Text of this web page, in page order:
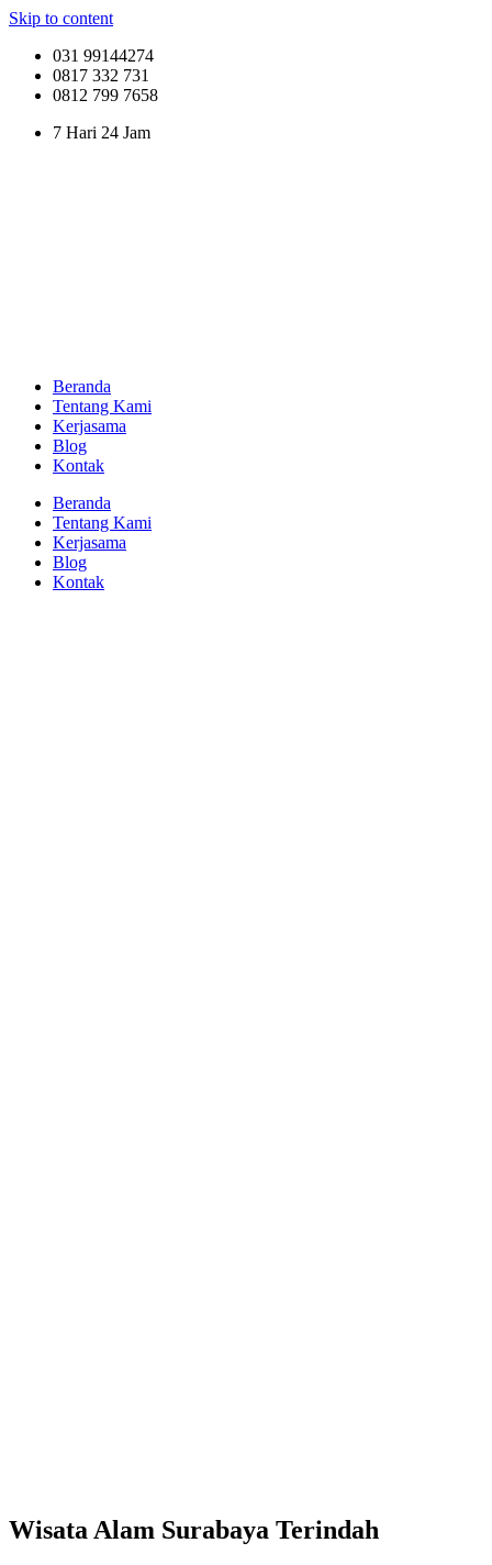
Skip to content
031 99144274
0817 332 731
0812 799 7658
7 Hari 24 Jam
Beranda
Tentang Kami
Kerjasama
Blog
Kontak
Beranda
Tentang Kami
Kerjasama
Blog
Kontak
Wisata Alam Surabaya Terindah